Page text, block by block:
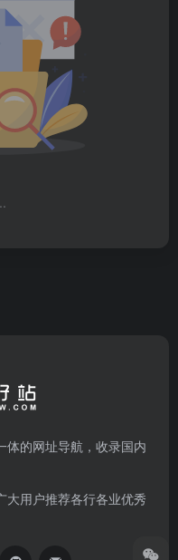
体的网址导航，收录国内
大用户推荐各行各业优秀